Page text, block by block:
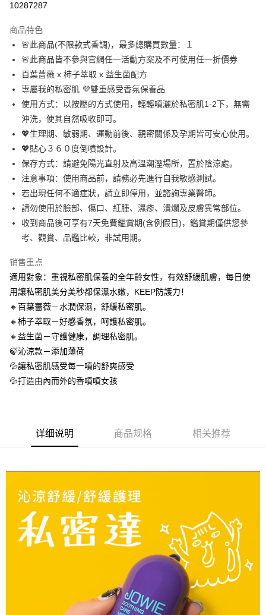
ATM付款
运送方式
全家取貨付款
每笔NT$100，满NT$888(含以上)免运费
付款後全家取貨
每笔NT$100，满NT$888(含以上)免运费
7-11取貨付款
每笔NT$100，满NT$888(含以上)免运费
付款後7-11取貨
每笔NT$100，满NT$888(含以上)免运费
新竹物流
10287287
商品特色
🚨此商品(不限款式香調)，最多總購買數量：１
🚨此商品皆不參與官網任一活動方案及不可使用任一折價券
百葉薔薇 x 杮子萃取 x 益生菌配方
專屬我的私密肌 💜雙重感受香氛保養品
使用方式：以按壓的方式使用，輕輕噴灑於私密肌1-2下，無需
沖洗，使其自然吸收即可。
💖生理期、敏弱期、運動前後、親密關係及孕期皆可安心使用。
💖貼心３６０度倒噴設計。
保存方式：請避免陽光直射及高溫潮溼場所，置於陰涼處。
注意事項：使用商品前，請務必先進行自我敏感測試。
若出現任何不適症狀，請立即停用，並諮詢專業醫師。
請勿使用於臉部、傷口、紅腫、濕疹、潰爛及皮膚異常部位。
收到商品後可享有7天免費鑑賞期(含例假日)，鑑賞期僅供您參
考、觀賞、品鑑比較，非試用期。
销售重点
適用對象：重視私密肌保養的全年齡女性，有效舒緩肌膚，每日使
用讓私密肌美分美秒都保濕水嫩，KEEP防護力！
🔸百葉薔薇－水潤保濕，舒緩私密肌。
🔸杮子萃取－好感香氛，呵護私密肌。
🔸益生菌－守護健康，調理私密肌。
🍃沁涼款－添加薄荷
💦讓私密肌感受每一噴的舒爽感受
💦打造由內而外的香噴噴女孩
详细说明 商品规格 相关推荐